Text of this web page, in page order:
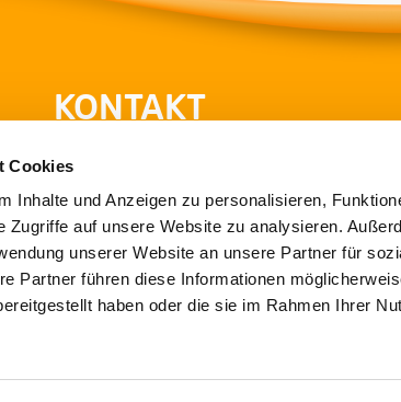
Cookies
Inhalte und Anzeigen zu personalisieren,
Zugriffe auf unsere Website zu analysieren.
unserer Website an unsere Partner für
Partner führen diese Informationen
haben oder die sie im Rahmen Ihrer
KONTAKT
Hessische Turnjugend
Theodor-Heuss-Strasse 11
T069-6773772-80
F06631/705-20